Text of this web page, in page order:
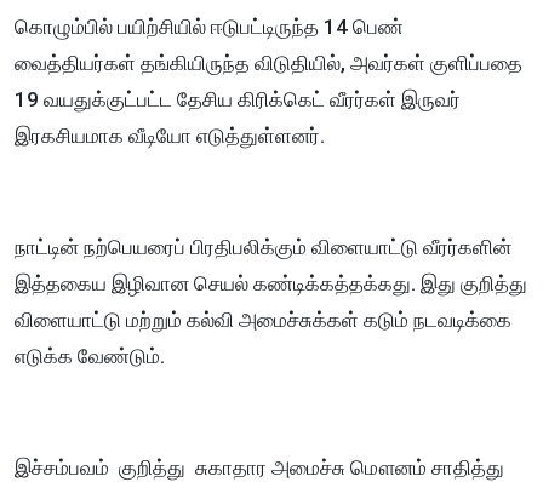
கொழும்பில் பயிற்சியில் ஈடுபட்டிருந்த 14 பெண்
வைத்தியர்கள் தங்கியிருந்த விடுதியில், அவர்கள் குளிப்பதை
19 வயதுக்குட்பட்ட தேசிய கிரிக்கெட் வீரர்கள் இருவர்
இரகசியமாக வீடியோ எடுத்துள்ளனர்.
நாட்டின் நற்பெயரைப் பிரதிபலிக்கும் விளையாட்டு வீரர்களின்
இத்தகைய இழிவான செயல் கண்டிக்கத்தக்கது. இது குறித்து
விளையாட்டு மற்றும் கல்வி அமைச்சுக்கள் கடும் நடவடிக்கை
எடுக்க வேண்டும்.
இச்சம்பவம் குறித்து சுகாதார அமைச்சு மௌனம் சாதித்து